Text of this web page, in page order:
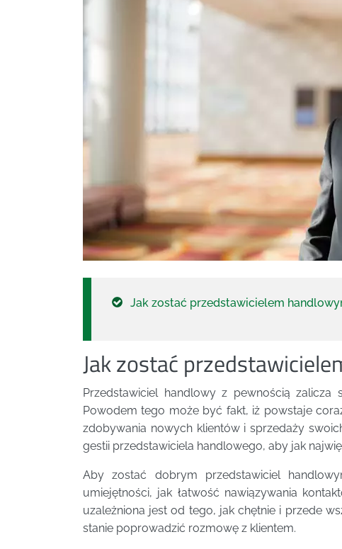
Jak zostać przedstawicielem
Jak zostać
Przedstawiciel handlowy z pewnością
Powodem tego może być fakt, iż powstaje
zdobywania nowych klientów i sprzedaży
gestii przedstawiciela handlowego, aby jak
Aby zostać dobrym przedstawiciel
umiejętności, jak łatwość nawiązywania
uzależniona jest od tego, jak chętnie i przede
stanie poprowadzić rozmowę z klientem.